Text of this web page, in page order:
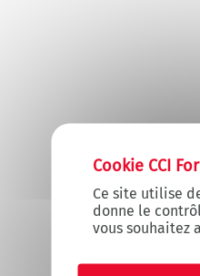
Ce site utilise
donne le
vous souhaitez